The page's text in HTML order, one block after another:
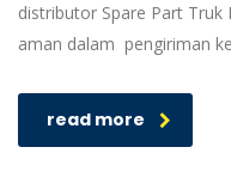
distributor Spare Part Truk
aman dalam pengiriman ke
read more